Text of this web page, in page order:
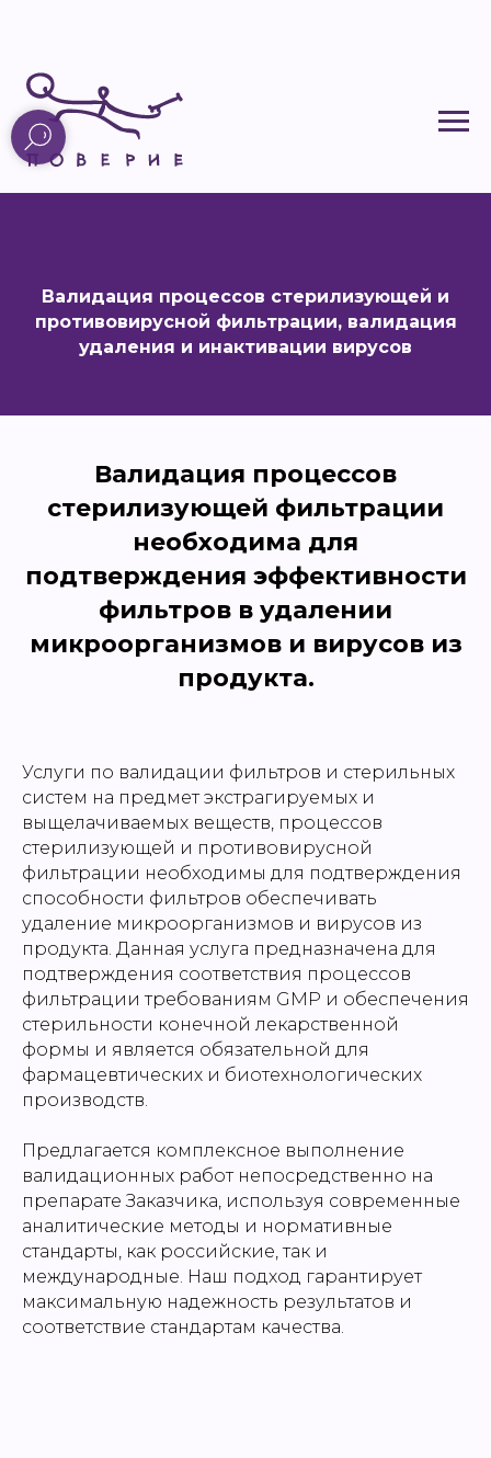
Валидация процессов стерилизующей и
противовирусной фильтрации, валидация
удаления и инактивации вирусов
Валидация процессов
стерилизующей фильтрации
необходима для
подтверждения эффективности
фильтров в удалении
микроорганизмов и вирусов из
продукта.
Услуги по валидации фильтров и стерильных
систем на предмет экстрагируемых и
выщелачиваемых веществ, процессов
стерилизующей и противовирусной
фильтрации необходимы для подтверждения
способности фильтров обеспечивать
удаление микроорганизмов и вирусов из
продукта. Данная услуга предназначена для
подтверждения соответствия процессов
фильтрации требованиям GMP и обеспечения
стерильности конечной лекарственной
формы и является обязательной для
фармацевтических и биотехнологических
производств.
Предлагается комплексное выполнение
валидационных работ непосредственно на
препарате Заказчика, используя современные
аналитические методы и нормативные
стандарты, как российские, так и
международные. Наш подход гарантирует
максимальную надежность результатов и
соответствие стандартам качества.